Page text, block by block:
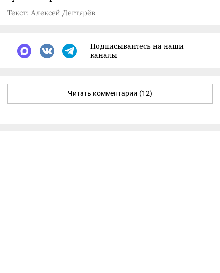
Текст: Алексей Дегтярёв
Подписывайтесь на наши
каналы
Читать комментарии (12)